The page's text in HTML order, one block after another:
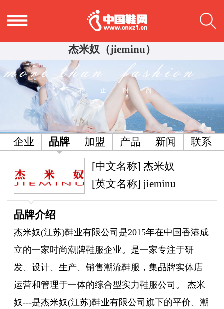
杰米奴（jieminu）
企业 品牌 加盟 产品 新闻 联系
[中文名称] 杰米奴
[英文名称] jieminu
品牌介绍
杰米奴(江苏)鞋业有限公司是2015年在中国香港成
立的一家时尚潮牌鞋服企业。是一家专注于研
发、设计、生产、销售潮流鞋服，集品牌实体店
运营和管理于一体的综合型实力鞋服公司。 杰米
奴---是杰米奴(江苏)鞋业有限公司旗下的平价、潮